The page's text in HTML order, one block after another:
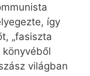
így
„fasiszta
könyvéből
világban